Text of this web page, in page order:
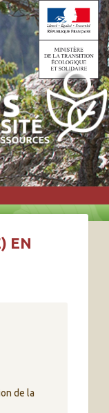
principal
EN
de la